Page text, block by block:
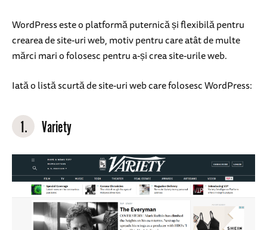
WordPress este o platformă puternică și flexibilă pentru
crearea de site-uri web, motiv pentru care atât de multe
mărci mari o folosesc pentru a-și crea site-urile web.
Iată o listă scurtă de site-uri web care folosesc WordPress:
1. Variety